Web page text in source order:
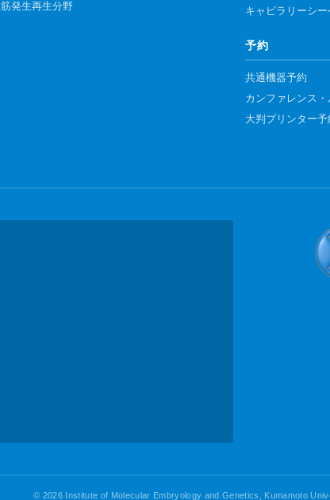
筋発生再生分野
キャピラリーシー
予約
共通機器予約
カンファレンス
大判プリンター予
© 2026 Institute of Molecular Embryology and Genetics, Kumamoto